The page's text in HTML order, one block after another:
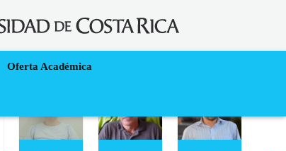
Oferta Académica